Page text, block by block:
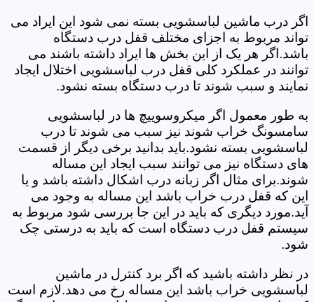
اگر درب ماشین لباسشویی بسته نمی شود این ایراد می
تواند مربوط به اجزای مختلف قفل درب دستگاه
باشد.اگر هر یک از این بخش ها ایراد داشته باشند می
توانند در عملکرد کلی قفل درب لباسشویی اختلال ایجاد
نمایند و سبب شوند تا درب دستگاه بسته نشود.
به طور معمول اگر میکروسوییچ ها در لباسشویی
سامسونگ خراب شوند نیز سبب می شوند تا درب
لباسشویی بسته نشود.باید بدانید برخی دیگر از قسمت
های دستگاه نیز می توانند سبب ایجاد این مساله
شوند.برای مثال اگر زبانه درب اشکال داشته باشد و یا
این که قفل درب خراب باشد این مساله به وجود می
آید.مورد دیگری که باید در این جا بررسی شود مربوط به
سیستم قفل درب دستگاه است که باید به درستی چک
شود.
در نظر داشته باشید که اگر برد کنترل در ماشین
لباسشویی خراب باشد این مساله رخ می دهد.لازم است